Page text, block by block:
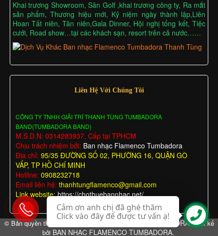
Khai trương Showroom, Sân Golf ,khai trương công ty, Ra mắt
sản phẩm, Thương hiệu mới, Kỷ niệm ngày thành lập,Liên
Hoan Tất niên, Tân niên,Gala Dinner, Hội nghị tổng kết, Tiệc
cưới, Road show…tại các khách sạn, resort trên cả nước……
Liên Hệ Với Chúng Tôi
CÔNG TY TNHH GIẢI TRÍ THANH TÙNG TUMBADORA
BAND(TUMBADORA BAND)
M.S.D.N: 0314283937, Cấp tại TPHCM
Chịu trách nhiệm bởi: Ban nhạc Flamenco Tumbadora
Địa chỉ: 95/35 ĐƯỜNG SỐ 02, PHƯỜNG 16, QUẬN GÒ
VẤP, TP HỒ CHÍ MINH
Hotline: 0908232718
Email liên hệ: thanhtungflamenco@gmail.com
Link website:https://chothuebannhac.net/
© Bản quyền thuộc về BAN NHẠC FLAMENCO TUMBADORA Thiết kế
bởi BAN NHẠC FLAMENCO TUMBADORA.
Cảm ơn anh chị đã ghé thăm
Click vào đây để được tư vấn ạ!